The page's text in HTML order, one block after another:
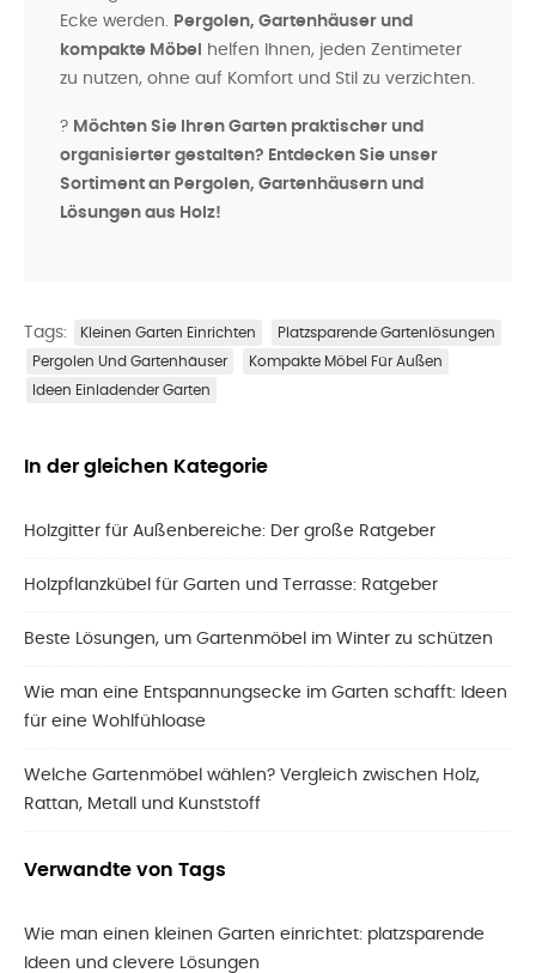
Ecke werden. Pergolen, Gartenhäuser und
kompakte Möbel
helfen Ihnen, jeden Zentimeter
zu nutzen, ohne auf Komfort und Stil zu verzichten.
? Möchten Sie Ihren Garten praktischer und
organisierter gestalten? Entdecken Sie unser
Sortiment an Pergolen, Gartenhäusern und
Lösungen aus Holz!
Tags: Kleinen Garten Einrichten
Platzsparende Gartenlösungen
Pergolen Und Gartenhäuser
Kompakte Möbel Für Außen
Ideen Einladender Garten
In der gleichen Kategorie
Holzgitter für Außenbereiche: Der große Ratgeber
Holzpflanzkübel für Garten und Terrasse: Ratgeber
Beste Lösungen, um Gartenmöbel im Winter zu schützen
Wie man eine Entspannungsecke im Garten schafft: Ideen
für eine Wohlfühloase
Welche Gartenmöbel wählen? Vergleich zwischen Holz,
Rattan, Metall und Kunststoff
Verwandte von Tags
Wie man einen kleinen Garten einrichtet: platzsparende
Ideen und clevere Lösungen